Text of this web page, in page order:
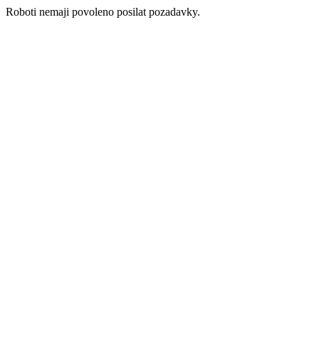
Roboti nemaji povoleno posilat pozadavky.